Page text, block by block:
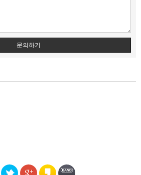
문의하기